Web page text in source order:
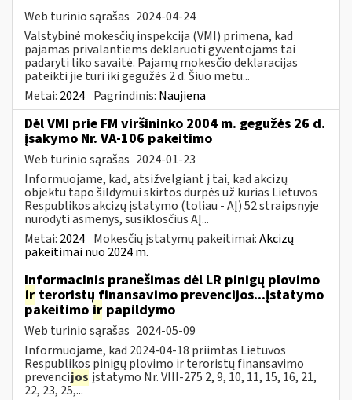
Web turinio sąrašas 2024-04-24
Valstybinė mokesčių inspekcija (VMI) primena, kad
pajamas privalantiems deklaruoti gyventojams tai
padaryti liko savaitė. Pajamų mokesčio deklaracijas
pateikti jie turi iki gegužės 2 d. Šiuo metu...
Metai: 2024 Pagrindinis: Naujiena
Dėl VMI prie FM viršininko 2004 m. gegužės 26 d.
įsakymo Nr. VA-106 pakeitimo
Web turinio sąrašas 2024-01-23
Informuojame, kad, atsižvelgiant į tai, kad akcizų
objektu tapo šildymui skirtos durpės už kurias Lietuvos
Respublikos akcizų įstatymo (toliau - AĮ) 52 straipsnyje
nurodyti asmenys, susiklosčius AĮ...
Metai: 2024 Mokesčių įstatymų pakeitimai:Akcizų
pakeitimai nuo 2024 m.
Informacinis pranešimas dėl LR pinigų plovimo
ir teroristų finansavimo prevencijos...įstatymo
pakeitimo ir papildymo
Web turinio sąrašas 2024-05-09
Informuojame, kad 2024-04-18 priimtas Lietuvos
Respublikos pinigų plovimo ir teroristų finansavimo
prevencijos įstatymo Nr. VIII-275 2, 9, 10, 11, 15, 16, 21,
22, 23, 25,...